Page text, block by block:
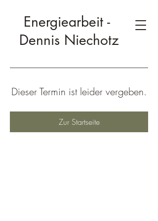
Energiearbeit -
Dennis Niechotz
Dieser Termin ist leider vergeben.
Zur Startseite